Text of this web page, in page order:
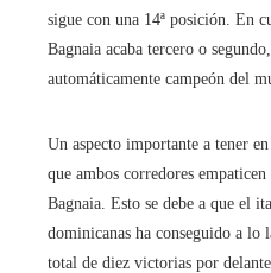
sigue con una 14ª posición. En
Bagnaia acaba tercero o
automáticamente campeón del
Un aspecto importante a tener
que ambos corredores
Bagnaia. Esto se debe a que el
dominicanas ha conseguido a lo
total de diez victorias por